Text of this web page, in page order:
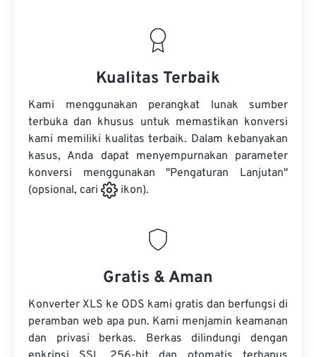
Kualitas Terbaik
Kami menggunakan perangkat lunak sumber
terbuka dan khusus untuk memastikan konversi
kami memiliki kualitas terbaik. Dalam kebanyakan
kasus, Anda dapat menyempurnakan parameter
konversi menggunakan "Pengaturan Lanjutan"
(opsional, cari
ikon).
Gratis & Aman
Konverter XLS ke ODS kami gratis dan berfungsi di
peramban web apa pun. Kami menjamin keamanan
dan privasi berkas. Berkas dilindungi dengan